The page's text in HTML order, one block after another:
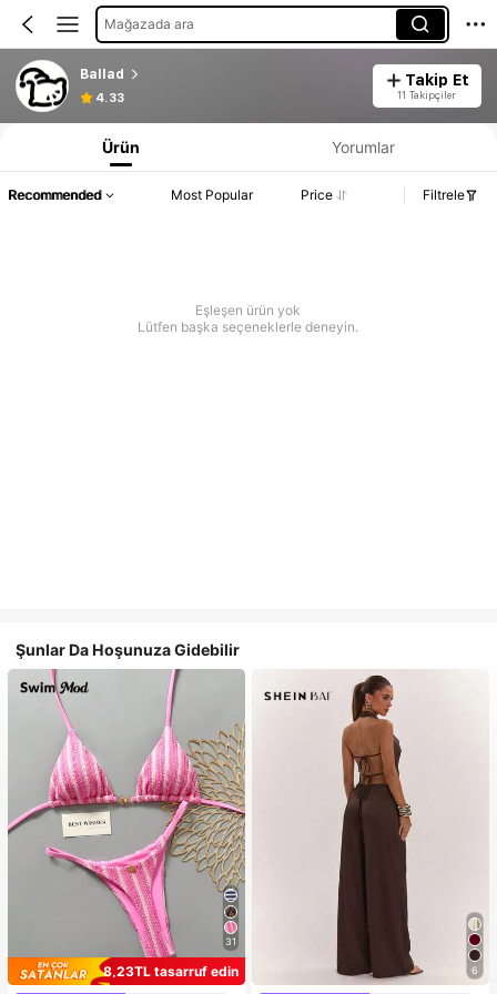
Mağazada ara
Ballad
4.33
Takip Et
11 Takipçiler
Ürün Yorumlar
Recommended Most Popular Price Filtrele
Eşleşen ürün yok
Lütfen başka seçeneklerle deneyin.
Şunlar Da Hoşunuza Gidebilir
31
8,23TL tasarruf edin 6